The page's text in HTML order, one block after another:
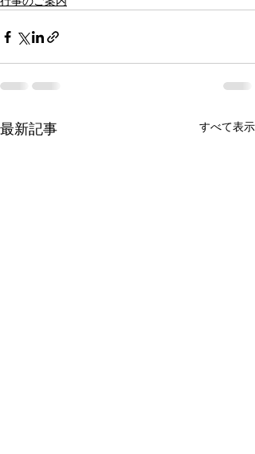
最新記事 すべて表示